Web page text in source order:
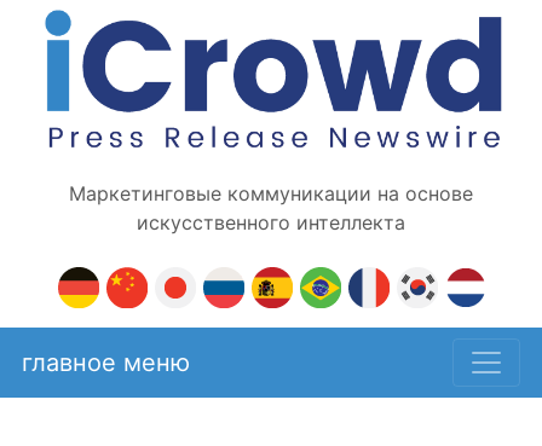
Маркетинговые коммуникации на основе
искусственного интеллекта
главное меню